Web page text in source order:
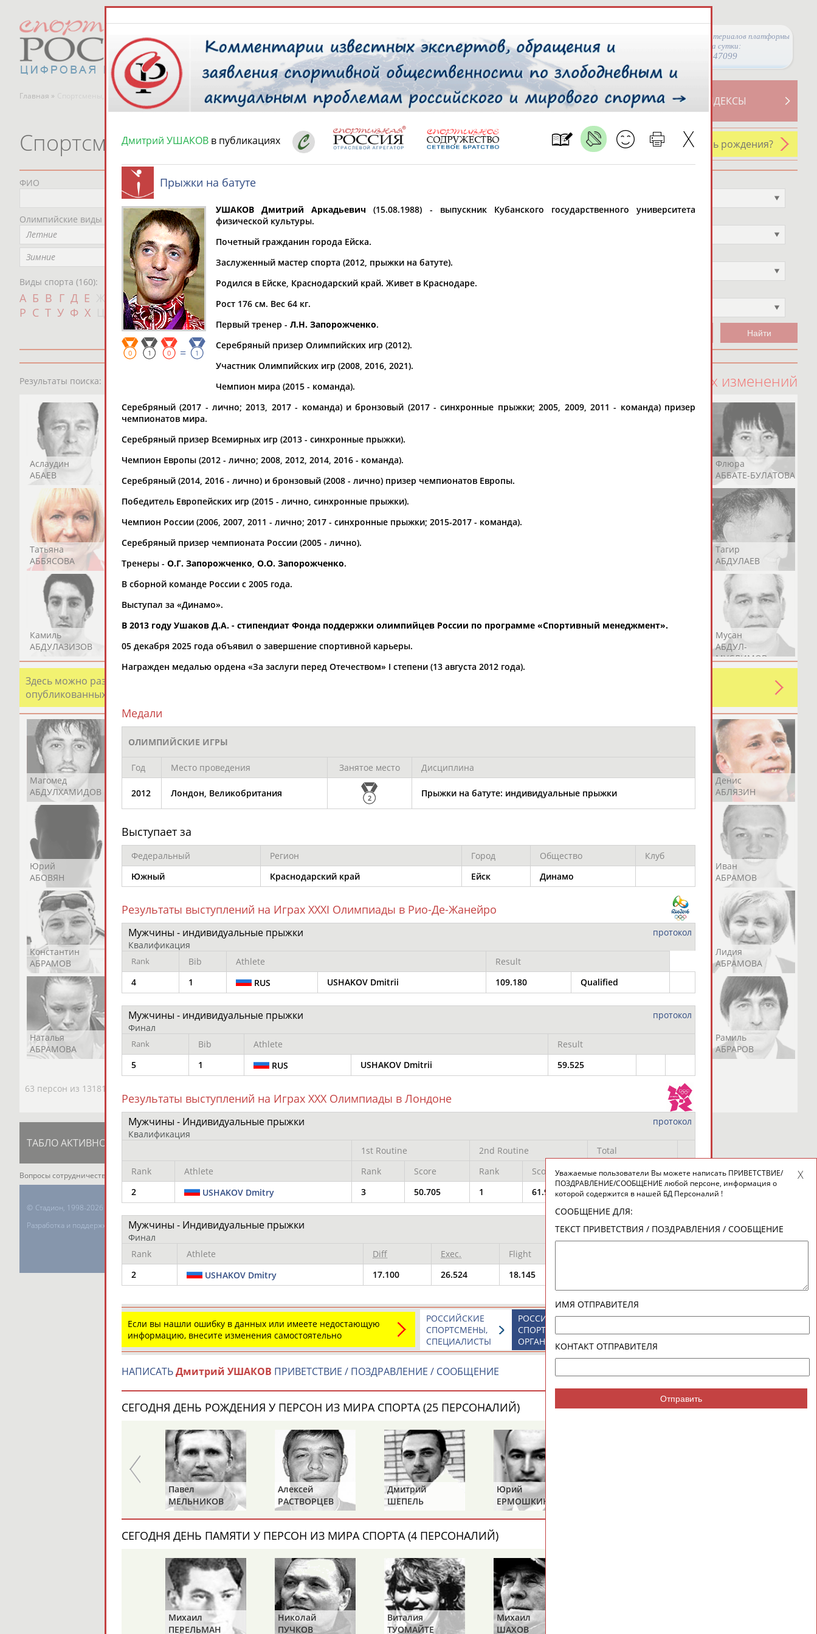
Просмотры материалов платформы
за сутки:
47099
Главная » Спортсмены, тренеры и специалисты СВОДНЫЕ ИНДЕКСЫ
ТАБЛО АКТИВНОСТИ
РЕСУРСНАЯ ПЛОЩАДКА
У кого сегодня день рождения?
Спортсмены, тренеры и специалисты
ФИО
Олимпийские виды спорта
Летние
Зимние
Виды спорта (160):
А Б В Г Д Е И К Л М Н О
П
Р С Т У Ф Х Ш Щ Э Ю Я
Представляет регион*
* для действующих спортсменов
Место рождения
Дата рождения
с
чч мм
Результаты поиска: 100 последних изменений
Аслаудин
АБАЕВ
Елена
АБАИМОВА
Мария
Юлия
АБАЛАКИНА
Дмитрий
Флюра
АББАТЕ-БУЛАТОВА
Татьяна
АББЯСОВА
Акжана
АБДИКАРИМОВА
Артур
АБДРАХМАНОВ
Каримжан
АБДРАХМАНОВ
Тагир
АБДУЛАЕВ
Камиль
АБДУЛАЗИЗОВ
АБДУЛБЕКОВ
АБДУЛДАУДОВ
АБДУЛЖАЛИЛОВ
АБДУЛКАГИРОВ
Мусан
АБДУЛ-
МУСЛИМОВ
Здесь можно разместить информацию о хорошо известном спортсмене, тренере, специалисте или исправить какую-либо ошибку в уже
опубликованных записях. Страна должна знать своих героев! Герои спорта - это одни из главных патриотов своей страны!
Магомед
АБДУЛХАМИДОВ
Шамиль
АБДУРАХМАНОВ
Адлан
АБДУРАШИДОВ
Рустам
Магомед
АБДУСАЛАМОВ
Нурлан
АБДЫКАЛЫКОВ
Эдуард
АБЗАЛИМОВ
Уулу Азамат
Денис
АБЛЯЗИН
Юрий
АБОВЯН
Никита
АБОЗОВИК
Виктор
Элизабет
АБРААМЯН
Захария
Александр
АБРАМОВ
Андрей
АБРАМОВ
Валерий
Иван
АБРАМОВ
Константин
АБРАМОВ
Константин
АБРАМОВ
АБРАМОВ
АБРАМОВА
Лидия
АБРАМОВА
Наталья
АБРАМОВА
АБРАМОВА
АБРАМОВА
АБРАМЯН
Рамиль
АБРАРОВ
63 персон из 13181
ТАБЛО АКТИВНОСТИ
Вопросы сотрудничества и совместной деятельности
© Стадион, 1998-2026
Разработка и поддержка ООО НАИТ «Стадион»
Адресов в новостной рассылке: 996
Дмитрий УШАКОВ в публикациях
Прыжки на батуте
0 1 0 = 1
УШАКОВ Дмитрий Аркадьевич (15.08.1988) - выпускник Кубанского государственного университета
физической культуры.
Почетный гражданин города Ейска.
Заслуженный мастер спорта (2012, прыжки на батуте).
Родился в Ейске, Краснодарский край. Живет в Краснодаре.
Рост 176 см. Вес 64 кг.
Первый тренер - Л.Н. Запорожченко.
Серебряный призер Олимпийских игр (2012).
Участник Олимпийских игр (2008, 2016, 2021).
Чемпион мира (2015 - команда).
Серебряный (2017 - лично; 2013, 2017 - команда) и бронзовый (2017 - синхронные прыжки; 2005, 2009, 2011 - команда) призер
чемпионатов мира.
Серебряный призер Всемирных игр (2013 - синхронные прыжки).
Чемпион Европы (2012 - лично; 2008, 2012, 2014, 2016 - команда).
Серебряный (2014, 2016 - лично) и бронзовый (2008 - лично) призер чемпионатов Европы.
Победитель Европейских игр (2015 - лично, синхронные прыжки).
Чемпион России (2006, 2007, 2011 - лично; 2017 - синхронные прыжки; 2015-2017 - команда).
Серебряный призер чемпионата России (2005 - лично).
Тренеры - О.Г. Запорожченко О.О. Запорожченко.
В сборной команде России с 2005 года.
Выступал за «Динамо».
В 2013 году Ушаков Д.А. - стипендиат Фонда поддержки олимпийцев России по программе «Спортивный менеджмент».
05 декабря 2025 года объявил о завершение спортивной карьеры.
Награжден медалью ордена «За заслуги перед Отечеством» I степени (13 августа 2012 года).
Медали
ОЛИМПИЙСКИЕ ИГРЫ
Год Место проведения Занятое место Дисциплина
2012 Лондон, Великобритания 2 Прыжки на батуте: индивидуальные прыжки
Выступает за
Федеральный Регион Город Общество
Клуб
Южный
Краснодарский край Ейск Динамо
Результаты выступлений на Играх XXXI Олимпиады в Рио-Де-Жанейро
протокол
Мужчины - индивидуальные прыжки
Квалификация
Rank Bib Athlete
Result
4
1 RUS USHAKOV Dmitrii 109.180 Qualified
протокол
Мужчины - индивидуальные прыжки
Финал
Rank Bib Athlete
Result
5
1 RUS USHAKOV Dmitrii 59.525
Результаты выступлений на Играх XXX Олимпиады в Лондоне
протокол
Мужчины - Индивидуальные прыжки
Квалификация
1st Routine
2nd Routine
Total
Rank
Athlete Rank Score Rank Score
Score
2
USHAKOV Dmitry 3 50.705 1 61.900 112.605 Q
протокол
Мужчины - Индивидуальные прыжки
Финал
Rank
Athlete Diff Exec. Flight
2
USHAKOV Dmitry 17.100 26.524 18.145
Если вы нашли ошибку в данных или имеете недостающую
информацию, внесите изменения самостоятельно
СПОРТИВНЫЕ
КОММЕНТАРИИ
РОССИЙСКИЕ
СПОРТИВНЫЕ
ОРГАНИЗАЦИИ
РОССИЙСКИЕ
СПОРТСМЕНЫ,
СПЕЦИАЛИСТЫ
НАПИСАТЬДмитрий УШАКОВ ПРИВЕТСТВИЕ / ПОЗДРАВЛЕНИЕ / СООБЩЕНИЕ
СЕГОДНЯ ДЕНЬ РОЖДЕНИЯ У ПЕРСОН ИЗ МИРА СПОРТА (25 ПЕРСОНАЛИЙ) ВЕСЬ СПИСОК
Павел
МЕЛЬНИКОВ
Алексей
РАСТВОРЦЕВ
Дмитрий
ШЕПЕЛЬ
Юрий
ЕРМОШКИН
СЕГОДНЯ ДЕНЬ ПАМЯТИ У ПЕРСОН ИЗ МИРА СПОРТА (4 ПЕРСОНАЛИЙ)
Михаил
ПЕРЕЛЬМАН
Николай
ПУЧКОВ
Виталия
ТУОМАЙТЕ
Михаил
ШАХОВ
Уважаемые пользователи Вы можете написать ПРИВЕТСТВИЕ/
ПОЗДРАВЛЕНИЕ/СООБЩЕНИЕ любой персоне, информация о
которой содержится в нашей БД Персоналий !
СООБЩЕНИЕ ДЛЯ:
ТЕКСТ ПРИВЕТСТВИЯ / ПОЗДРАВЛЕНИЯ / СООБЩЕНИЕ
ИМЯ ОТПРАВИТЕЛЯ
КОНТАКТ ОТПРАВИТЕЛЯ
Отправить